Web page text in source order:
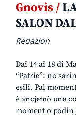
Gnovis /
SALON
Redazion
Dai 14 ai 18 di
“Patrie”: no
esili. Pal
è ancjemò une
moment o podin